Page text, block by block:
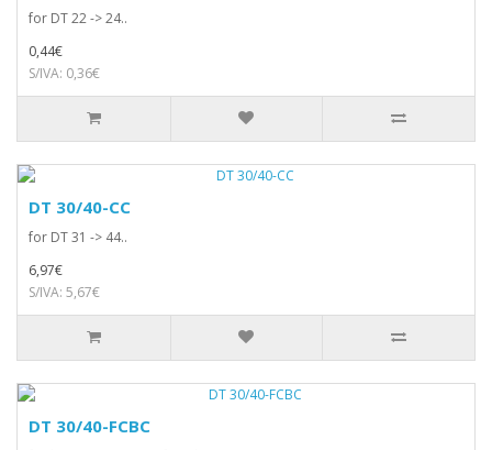
for DT 22 -> 24..
0,44€
S/IVA: 0,36€
DT 30/40-CC
for DT 31 -> 44..
6,97€
S/IVA: 5,67€
DT 30/40-FCBC